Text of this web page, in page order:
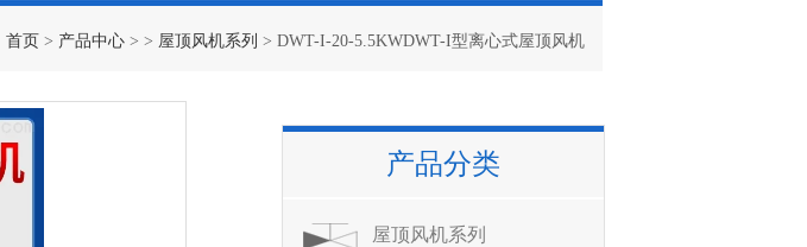
首页 > 产品中心 > > 屋顶风机系列 > DWT-I-20-5.5KWDWT-I型离心式屋顶风机
产品分类
屋顶风机系列